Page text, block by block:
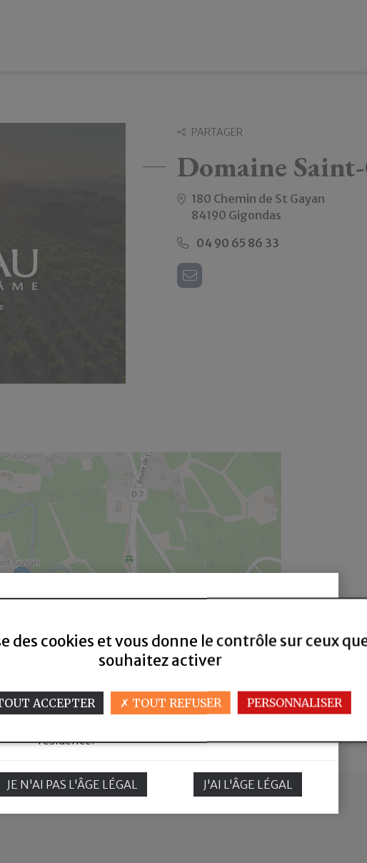
PARTAGER
Domaine
180 Chemin de St Gayan
84190 Gigondas
04 90 65 86 33
Pour visiter notre site,vous devez être en
âge de consommer de l'alcool selon la
résidence.
JE N'AI PAS L'ÂGE LÉGAL J'AI L'ÂGE LÉGAL
des cookies et vous donne le contrôle sur ceux
souhaitez activer
ACCEPTER TOUT REFUSER PERSONNALISER